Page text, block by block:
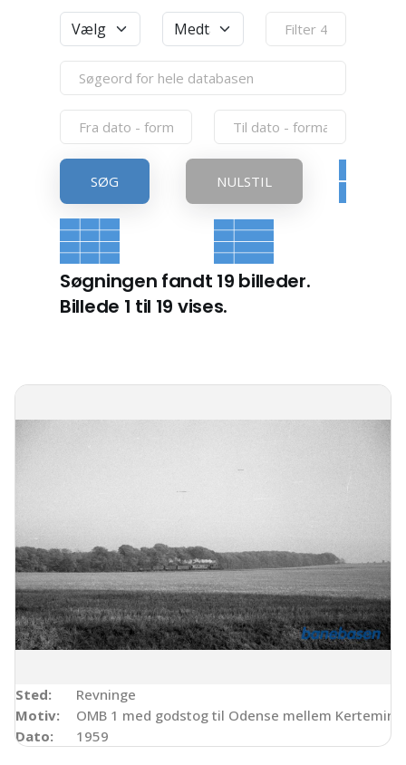
SØG NULSTIL
Søgningen fandt 19 billeder.
Billede 1 til 19 vises.
Sted:
Revninge
Motiv:
OMB 1 med godstog til Odense mellem
Dato:
1959